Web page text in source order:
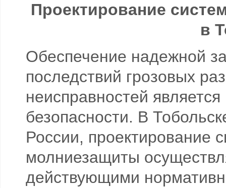
Проектирование
в
Обеспечение надежной
последствий грозовых
неисправностей
безопасности. В
России, проектирование
молниезащиты
действующими